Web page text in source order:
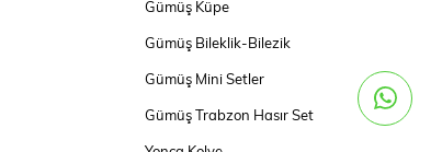
Gümüş Küpe
Gümüş Bileklik-Bilezik
Gümüş Mini Setler
Gümüş Trabzon Hasır Set